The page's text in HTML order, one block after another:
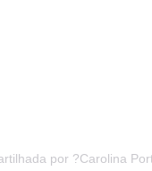
por ?Carolina